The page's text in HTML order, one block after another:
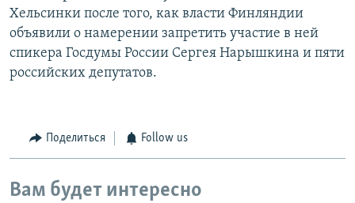
Хельсинки после того, как власти Финляндии
объявили о намерении запретить участие в ней
спикера Госдумы России Сергея Нарышкина и пяти
российских депутатов.
Поделиться Follow us
Вам будет интересно